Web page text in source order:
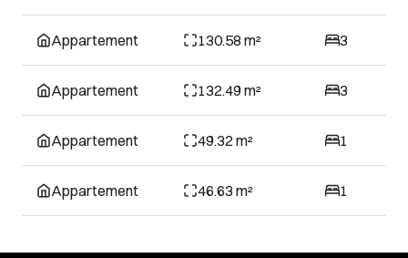
Appartement 130.58 m² 3
Appartement 132.49 m² 3
Appartement 49.32 m² 1
Appartement 46.63 m² 1